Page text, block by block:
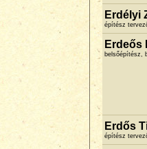
Erdélyi
építész
Erdeős
belsőépítész,
Erdős
építész